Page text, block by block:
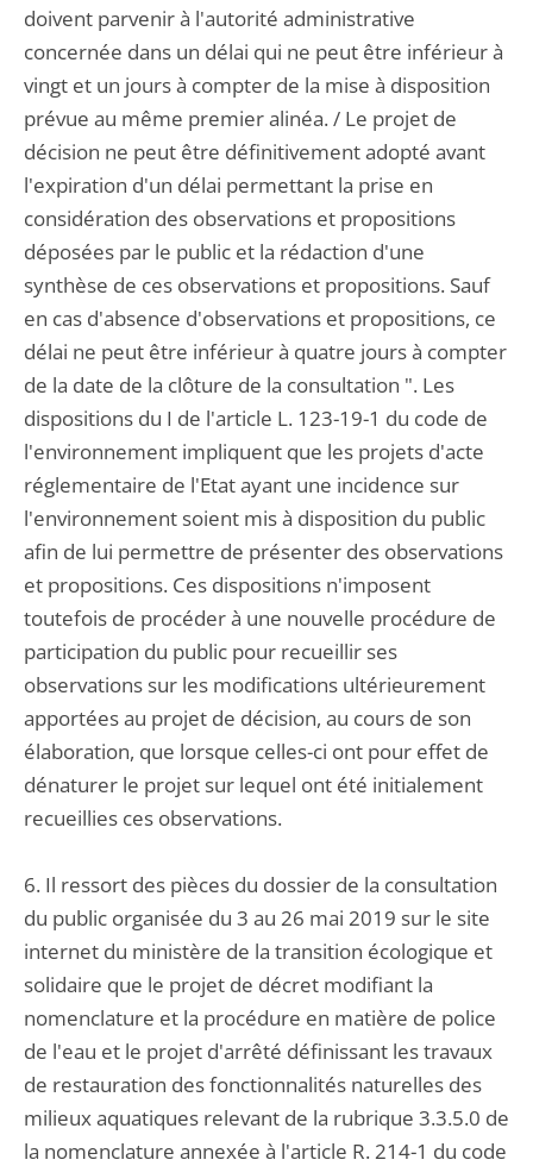
doivent parvenir à l'autorité administrative
concernée dans un délai qui ne peut être inférieur à
vingt et un jours à compter de la mise à disposition
prévue au même premier alinéa. / Le projet de
décision ne peut être définitivement adopté avant
l'expiration d'un délai permettant la prise en
considération des observations et propositions
déposées par le public et la rédaction d'une
synthèse de ces observations et propositions. Sauf
en cas d'absence d'observations et propositions, ce
délai ne peut être inférieur à quatre jours à compter
de la date de la clôture de la consultation ". Les
dispositions du I de l'article L. 123-19-1 du code de
l'environnement impliquent que les projets d'acte
réglementaire de l'Etat ayant une incidence sur
l'environnement soient mis à disposition du public
afin de lui permettre de présenter des observations
et propositions. Ces dispositions n'imposent
toutefois de procéder à une nouvelle procédure de
participation du public pour recueillir ses
observations sur les modifications ultérieurement
apportées au projet de décision, au cours de son
élaboration, que lorsque celles-ci ont pour effet de
dénaturer le projet sur lequel ont été initialement
recueillies ces observations.
6. Il ressort des pièces du dossier de la consultation
du public organisée du 3 au 26 mai 2019 sur le site
internet du ministère de la transition écologique et
solidaire que le projet de décret modifiant la
nomenclature et la procédure en matière de police
de l'eau et le projet d'arrêté définissant les travaux
de restauration des fonctionnalités naturelles des
milieux aquatiques relevant de la rubrique 3.3.5.0 de
la nomenclature annexée à l'article R. 214-1 du code